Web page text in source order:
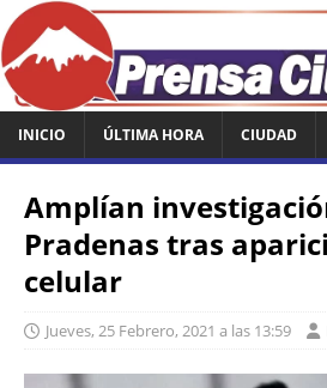
INICIO ÚLTIMA HORA CIUDAD
Amplían
Pradenas tras
celular
Jueves, 25 Febrero, 2021 a las 13:59